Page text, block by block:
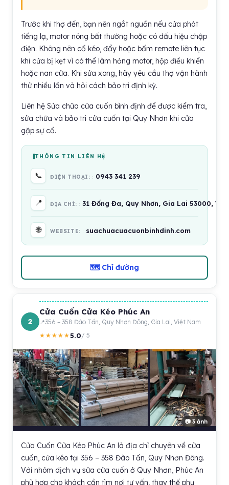
Trước khi thợ đến, bạn nên ngắt nguồn nếu cửa phát
tiếng lạ, motor nóng bất thường hoặc có dấu hiệu chập
điện. Không nên cố kéo, đẩy hoặc bấm remote liên tục
khi cửa bị kẹt vì có thể làm hỏng motor, hộp điều khiển
hoặc nan cửa. Khi sửa xong, hãy yêu cầu thợ vận hành
thử nhiều lần và hỏi cách bảo trì định kỳ.
Liên hệ Sửa chữa cửa cuốn bình định để được kiểm tra,
sửa chữa và bảo trì cửa cuốn tại Quy Nhơn khi cửa
gặp sự cố.
THÔNG TIN LIÊN HỆ
📞 ĐIỆN THOẠI: 0943 341 239
📍 ĐỊA CHỈ: 31 Đống Đa, Quy Nhơn, Gia Lai 53000,
🌐 WEBSITE: suachuacuacuonbinhdinh.com
🗺 Chỉ đường
2
Cửa Cuốn Cửa Kéo Phúc An
356 – 358 Đào Tấn, Quy Nhơn Đông, Gia Lai, Việt Nam
★★★★★5.0/ 5
📷 3 ảnh
Cửa Cuốn Cửa Kéo Phúc An là địa chỉ chuyên về cửa
cuốn, cửa kéo tại 356 – 358 Đào Tấn, Quy Nhơn Đông.
Với nhóm dịch vụ sửa cửa cuốn ở Quy Nhơn, Phúc An
phù hợp cho khách cần tìm nơi tư vấn, thay thế phụ